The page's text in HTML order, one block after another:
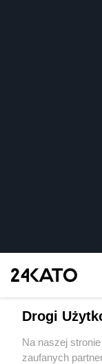
Wydawca mediów
Drogi
Na naszej
zaufanych